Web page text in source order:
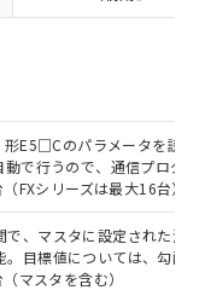
形E5□Cのパラメータを読
で行うので、通信プログ
FXシリーズは最大16台）
で、マスタに設定された温
。目標値については、勾配
マスタを含む）